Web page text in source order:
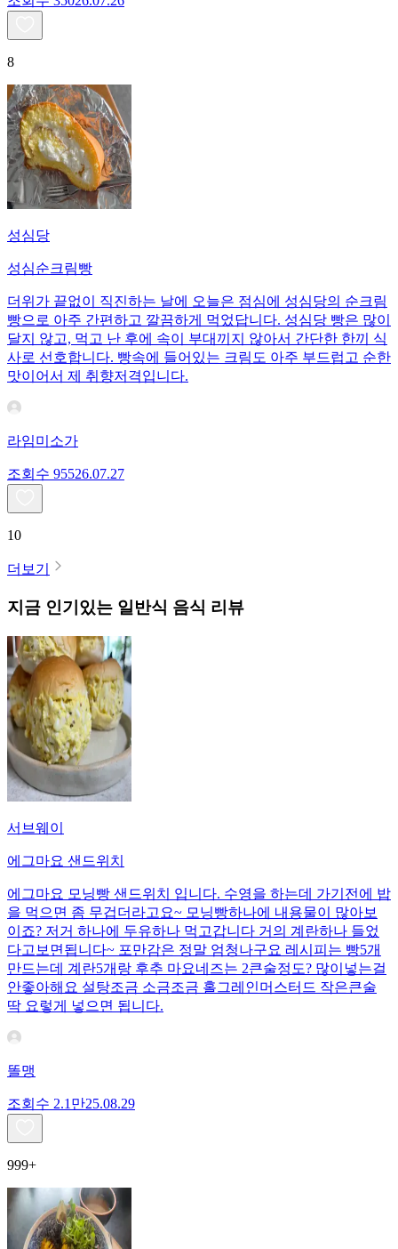
8
성심당
성심순크림빵
더위가 끝없이 직진하는 날에 오늘은 점심에 성심당의 순크림
빵으로 아주 간편하고 깔끔하게 먹었답니다. 성심당 빵은 많이
달지 않고, 먹고 난 후에 속이 부대끼지 않아서 간단한 한끼 식
사로 선호합니다. 빵속에 들어있는 크림도 아주 부드럽고 순한
맛이어서 제 취향저격입니다.
라임미소가
조회수 95526.07.27
10
더보기
지금 인기있는 일반식 음식 리뷰
서브웨이
에그마요 샌드위치
에그마요 모닝빵 샌드위치 입니다. 수영을 하는데 가기전에 밥
을 먹으면 좀 무겁더라고요~ 모닝빵하나에 내용물이 많아보
이죠? 저거 하나에 두유하나 먹고갑니다 거의 계란하나 들었
다고보면됩니다~ 포만감은 정말 엄청나구요 레시피는 빵5개
만드는데 계란5개랑 후추 마요네즈는 2큰술정도? 많이넣는걸
안좋아해요 설탕조금 소금조금 홀그레인머스터드 작은큰술
딱 요렇게 넣으면 됩니다.
똘맹
조회수 2.1만25.08.29
999+